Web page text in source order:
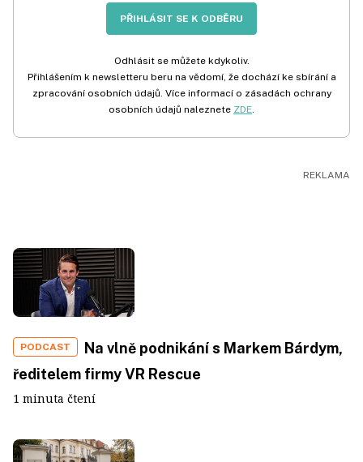
PŘIHLÁSIT SE K ODBĚRU
Odhlásit se můžete kdykoliv.
Přihlášením k newsletteru beru na vědomí, že dochází ke sbírání a
zpracování osobních údajů. Více informací o zásadách ochrany
osobních údajů naleznete ZDE.
PODCAST
Na vlně podnikání s Markem Bárdym,
ředitelem firmy VR Rescue
1 minuta čtení